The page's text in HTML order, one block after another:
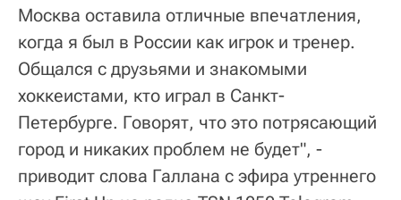
Москва оставила отличные впечатления,
когда я был в России как игрок и тренер.
Общался с друзьями и знакомыми
хоккеистами, кто играл в Санкт-
Петербурге. Говорят, что это потрясающий
город и никаких проблем не будет", -
приводит слова Галлана с эфира утреннего